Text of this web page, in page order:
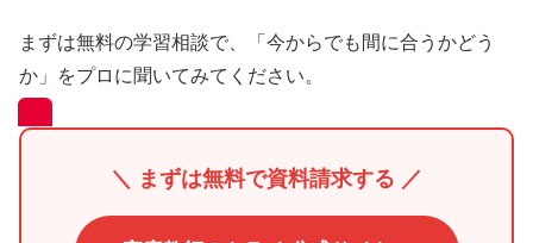
まずは無料の学習相談で、「今からでも間に合うかどう
か」をプロに聞いてみてください。
＼ まずは無料で資料請求する ／